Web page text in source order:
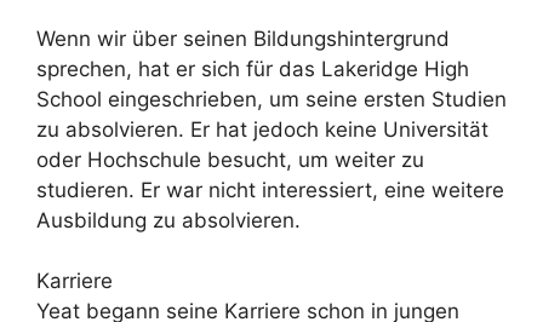
Wenn wir über seinen Bildungshintergrund
sprechen, hat er sich für das Lakeridge High
School eingeschrieben, um seine ersten Studien
zu absolvieren. Er hat jedoch keine Universität
oder Hochschule besucht, um weiter zu
studieren. Er war nicht interessiert, eine weitere
Ausbildung zu absolvieren.
Karriere
Yeat begann seine Karriere schon in jungen